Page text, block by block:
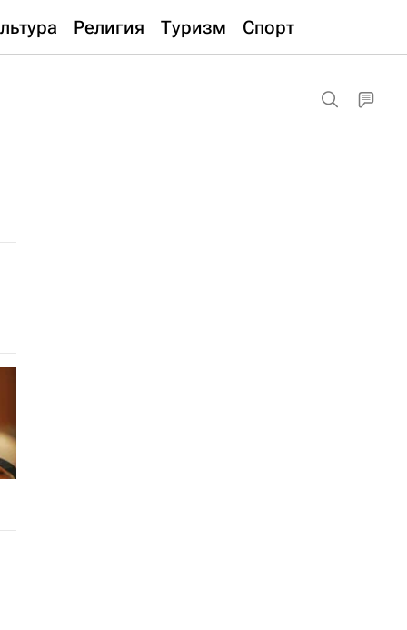
Религия Туризм Спорт